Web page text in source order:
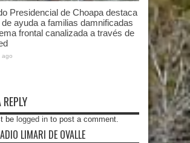
Presidencial de Choapa destaca
ayuda a familias damnificadas
frontal canalizada a través de
ago
be logged in to post a comment.
LIMARI DE OVALLE